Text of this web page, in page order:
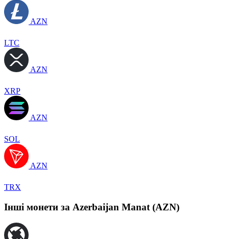
AZN
LTC
AZN
XRP
AZN
SOL
AZN
TRX
Інші монети за Azerbaijan Manat (AZN)